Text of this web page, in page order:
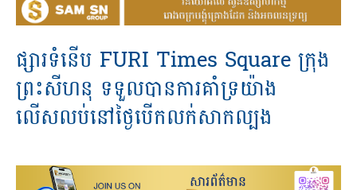
ផ្សារ​ទំនើប​ FURI​ Times​ Square​ ក្រុង​
ព្រះសីហនុ​ ទទួល​បានការ​គាំទ្រ​យ៉ាង​
លើសលប់​នៅ​ថ្ងៃ​បើក​លក់​សាកល្បង​